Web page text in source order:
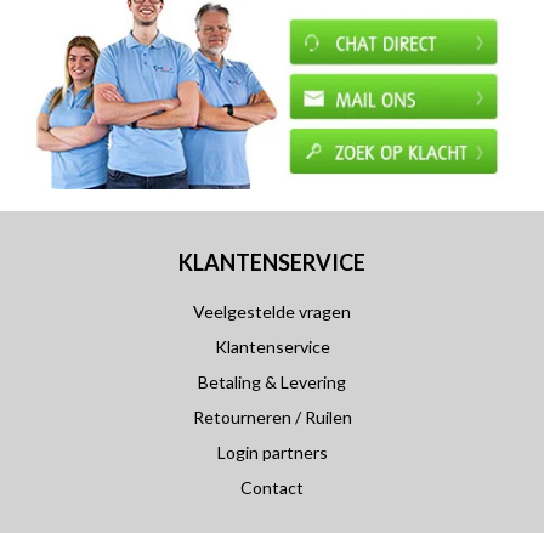
KLANTENSERVICE
Veelgestelde vragen
Klantenservice
Betaling & Levering
Retourneren / Ruilen
Login partners
Contact